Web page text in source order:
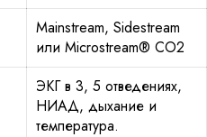
Mainstream, Sidestream
или Microstream® CO2
ЭКГ в 3, 5 отведениях,
НИАД, дыхание и
температура.